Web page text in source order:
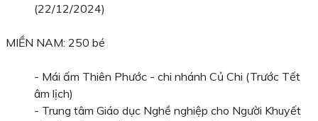
(22/12/2024)
MIỀN NAM: 250 bé
- Mái ấm Thiên Phước - chi nhánh Củ Chi (Trước Tết
âm lịch)
- Trung tâm Giáo dục Nghề nghiệp cho Người Khuyết